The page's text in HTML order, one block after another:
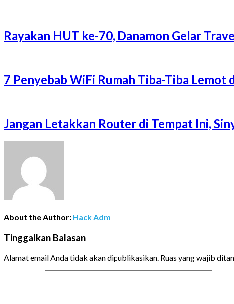
Rayakan HUT ke-70, Danamon Gelar
7 Penyebab WiFi Rumah Tiba-Tiba Lemot
Jangan Letakkan Router di Tempat Ini,
About the Author: Hack Adm
Tinggalkan Balasan
Alamat email Anda tidak akan dipublikasikan. Ruas yang wajib